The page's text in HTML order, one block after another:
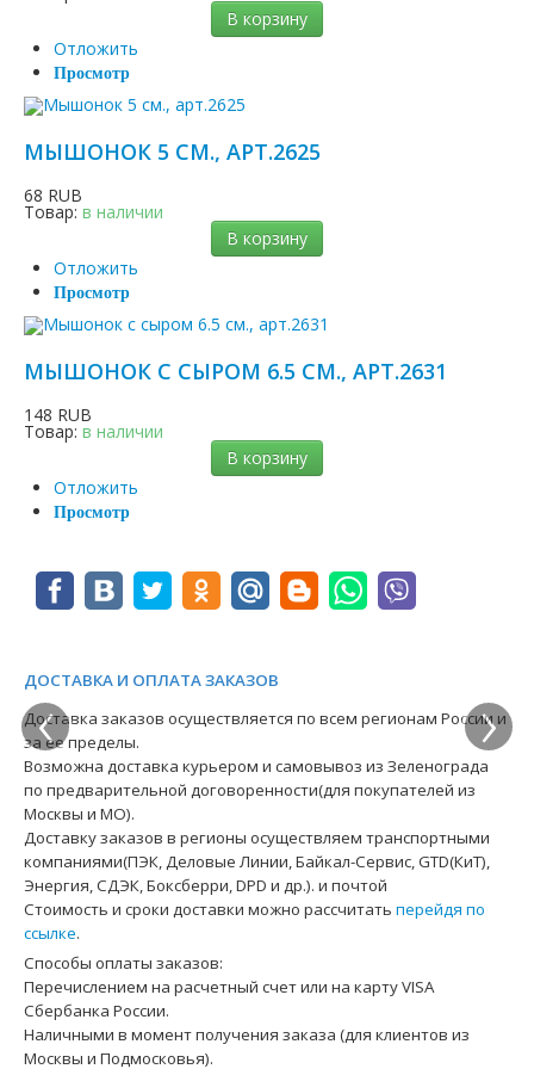
В корзину
Отложить
Просмотр
МЫШОНОК 5 СМ., АРТ.2625
68 RUB
Товар: в наличии
В корзину
Отложить
Просмотр
МЫШОНОК С СЫРОМ 6.5 СМ., АРТ.2631
148 RUB
Товар: в наличии
В корзину
Отложить
Просмотр
‹ ›
ДОСТАВКА И ОПЛАТА ЗАКАЗОВ
Доставка заказов осуществляется по всем регионам России и
за ее пределы.
Возможна доставка курьером и самовывоз из Зеленограда
по предварительной договоренности(для покупателей из
Москвы и МО).
Доставку заказов в регионы осуществляем транспортными
компаниями(ПЭК, Деловые Линии, Байкал-Сервис, GTD(КиТ),
Энергия, СДЭК, Боксберри, DPD и др.). и почтой
Стоимость и сроки доставки можно рассчитать перейдя по
ссылке.
Способы оплаты заказов:
Перечислением на расчетный счет или на карту VISA
Сбербанка России.
Наличными в момент получения заказа (для клиентов из
Москвы и Подмосковья).